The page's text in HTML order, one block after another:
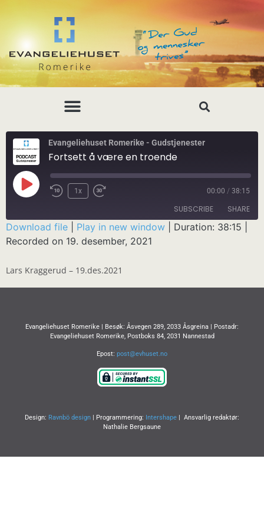
Evangeliehuset Romerike - Gudstjenester
Fortsett å være en troende
1x 00:00 / 38:15
SUBSCRIBE SHARE
SHARE
LINK
Download file Play in new window Duration: 38:15
Recorded on 19. desember, 2021
Lars Kraggerud – 19.des.2021
Evangeliehuset Romerike | Besøk: Åsvegen 289, 2033 Åsgreina | Postadr:
Evangeliehuset Romerike, Postboks 84, 2031 Nannestad
Epost: post@evhuset.no
Design: Ravnbö design | Programmering: Intershape | Ansvarlig redaktør:
Nathalie Bergsaune